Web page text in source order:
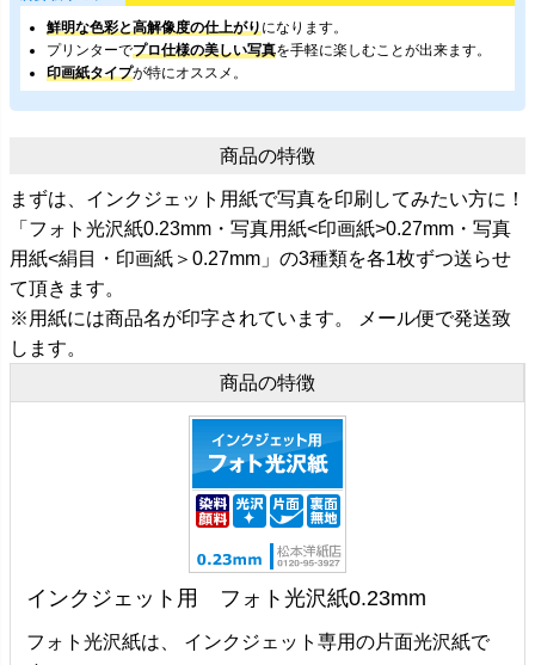
鮮明な色彩と高解像度の仕上がりになります。
プリンターでプロ仕様の美しい写真を手軽に楽しむことが出来ます。
印画紙タイプが特にオススメ。
商品の特徴
まずは、インクジェット用紙で写真を印刷してみたい方に！
「フォト光沢紙0.23mm・写真用紙<印画紙>0.27mm・写真
用紙<絹目・印画紙＞0.27mm」の3種類を各1枚ずつ送らせ
て頂きます。
※用紙には商品名が印字されています。 メール便で発送致
します。
商品の特徴
インクジェット用 フォト光沢紙0.23mm
フォト光沢紙は、 インクジェット専用の片面光沢紙で